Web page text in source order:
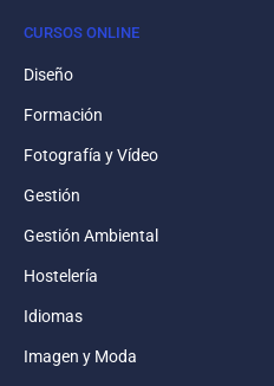
CURSOS ONLINE
Diseño
Formación
Fotografía y Vídeo
Gestión
Gestión Ambiental
Hostelería
Idiomas
Imagen y Moda